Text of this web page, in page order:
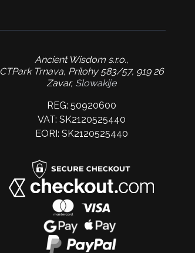
Ancient Wisdom s.r.o.,
CTPark Trnava, Prílohy 583/57, 919 26
Zavar, Slowakije
REG: 50920600
VAT: SK2120525440
EORI: SK2120525440